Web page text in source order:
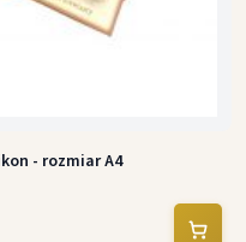
- rozmiar A4